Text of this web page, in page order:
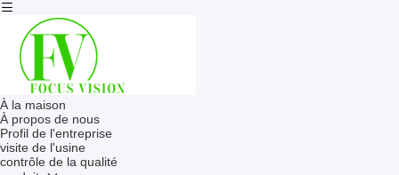
À la maison
À propos de nous
Profil de l'entreprise
visite de l'usine
contrôle de la qualité